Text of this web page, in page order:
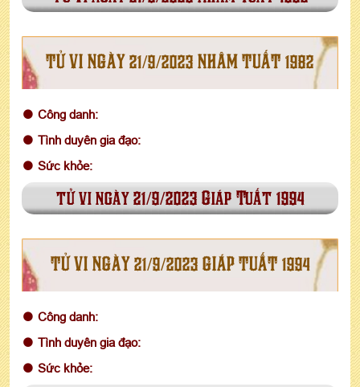
TỬ VI NGÀY 21/9/2023 NHÂM TUẤT 1982
Công danh:
Tình duyên gia đạo:
Sức khỏe:
tử vi ngày 21/9/2023 Giáp Tuất 1994
TỬ VI NGÀY 21/9/2023 GIÁP TUẤT 1994
Công danh:
Tình duyên gia đạo:
Sức khỏe: